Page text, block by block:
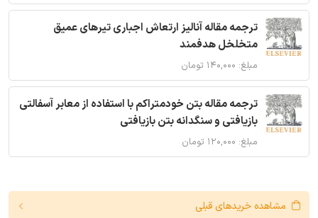
ترجمه مقاله آنالیز ارتعاش اجباری تیرهای عمیق
متخلخل هدفمند
مبلغ: ۱۴۰,۰۰۰ تومان
ترجمه مقاله بتن خودمتراکم با استفاده از معابر آسفالتی
بازیافتی و سنگدانه بتن بازیافتی
مبلغ: ۱۲۰,۰۰۰ تومان
مشاهده خریدهای قبلی